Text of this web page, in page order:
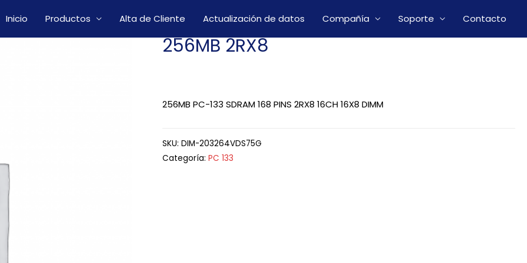
Inicio Productos Alta de Cliente Actualización de datos Compañía Soporte Contacto
256MB 2RX8
256MB PC-133 SDRAM 168 PINS 2RX8 16CH 16X8 DIMM
SKU:DIM-203264VDS75G
Categoría:PC 133